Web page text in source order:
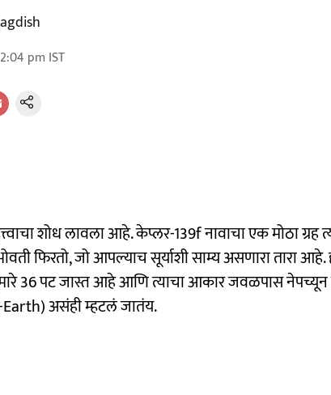
pm IST
शोध लावला आहे. केप्लर-139f नावाचा एक मोठा ग्रह
फिरतो, जो आपल्याच सूर्याशी साम्य असणारा तारा
36 पट जास्त आहे आणि त्याचा आकार जवळपास
Earth) असंही म्हटलं जातंय.